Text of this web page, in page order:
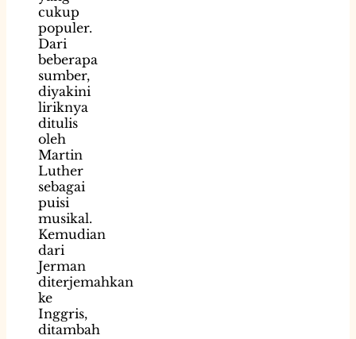
cukup
populer.
Dari
beberapa
sumber,
diyakini
liriknya
ditulis
oleh
Martin
Luther
sebagai
puisi
musikal.
Kemudian
dari
Jerman
diterjemahkan
ke
Inggris,
ditambah